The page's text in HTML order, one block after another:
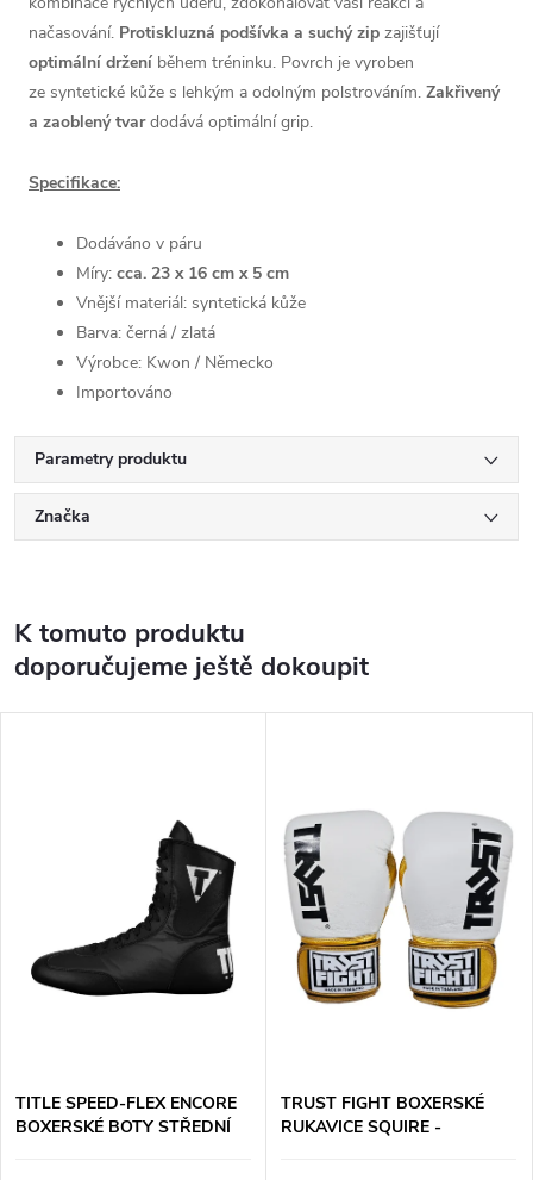
načasování. Protiskluzná podšívka a suchý zip zajišťují
optimální držení během tréninku. Povrch je vyroben
ze syntetické kůže s lehkým a odolným polstrováním. Zakřivený
a zaoblený tvardodává optimální grip.
Specifikace:
Dodáváno v páru
Míry: cca. 23 x 16 cm x 5 cm
Vnější materiál: syntetická kůže
Barva: černá / zlatá
Výrobce: Kwon / Německo
Importováno
Parametry produktu
Značka
K tomuto produktu
doporučujeme ještě dokoupit
TITLE SPEED-FLEX ENCORE
BOXERSKÉ BOTY STŘEDNÍ
TRUST FIGHT BOXERSKÉ
RUKAVICE SQUIRE -